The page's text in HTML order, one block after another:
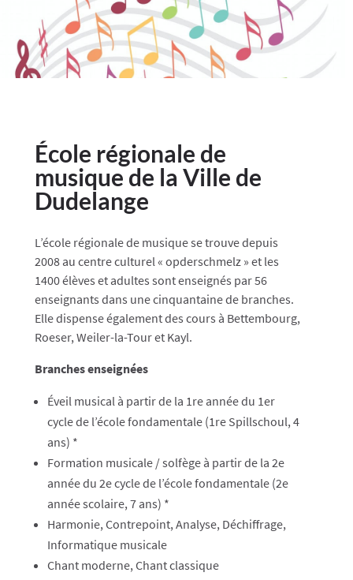
École régionale de
musique de la Ville de
Dudelange
L’école régionale de musique se trouve depuis
2008 au centre culturel « opderschmelz » et les
1400 élèves et adultes sont enseignés par 56
enseignants dans une cinquantaine de branches.
Elle dispense également des cours à Bettembourg,
Roeser, Weiler-la-Tour et Kayl.
Branches enseignées
Éveil musical à partir de la 1re année du 1er
cycle de l’école fondamentale (1re Spillschoul, 4
ans) *
Formation musicale / solfège à partir de la 2e
année du 2e cycle de l’école fondamentale (2e
année scolaire, 7 ans) *
Harmonie, Contrepoint, Analyse, Déchi­ffrage,
Informatique musicale
Chant moderne, Chant classique